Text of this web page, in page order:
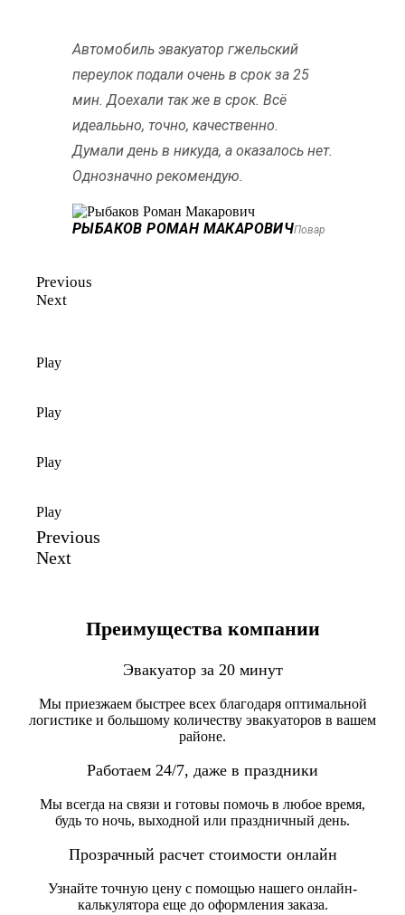
Автомобиль эвакуатор гжельский
переулок подали очень в срок за 25
мин. Доехали так же в срок. Всё
идеалььно, точно, качественно.
Думали день в никуда, а оказалось нет.
Однозначно рекомендую.
РЫБАКОВ РОМАН МАКАРОВИЧПовар
Previous
Next
Play
Play
Play
Play
Previous
Next
Преимущества компании
Эвакуатор за 20 минут
Мы приезжаем быстрее всех благодаря оптимальной
логистике и большому количеству эвакуаторов в вашем
районе.
Работаем 24/7, даже в праздники
Мы всегда на связи и готовы помочь в любое время,
будь то ночь, выходной или праздничный день.
Прозрачный расчет стоимости онлайн
Узнайте точную цену с помощью нашего онлайн-
калькулятора еще до оформления заказа.